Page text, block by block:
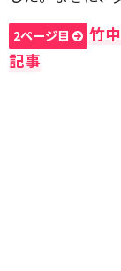
2ページ目
竹
記事